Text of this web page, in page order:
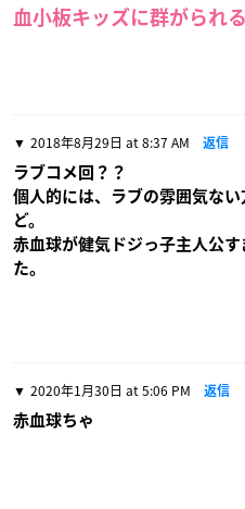
血小板キッズに群がられ
2018年8月29日 at 8:37 AM 返信
ラブコメ回？？
個人的には、ラブの雰囲気な
ど。
赤血球が健気ドジっ子主人公
た。
2020年1月30日 at 5:06 PM 返信
赤血球ちゃ